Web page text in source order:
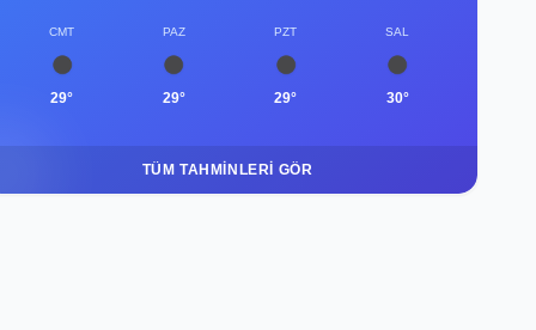
CMT
29°
PAZ
29°
PZT
29°
SAL
30°
TÜM TAHMINLERI GÖR